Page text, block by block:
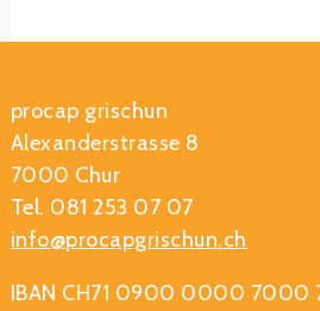
procap grischun
Alexanderstrasse 8
7000 Chur
Tel. 081 253 07 07
info@procapgrischun.ch
IBAN CH71 0900 0000 7000